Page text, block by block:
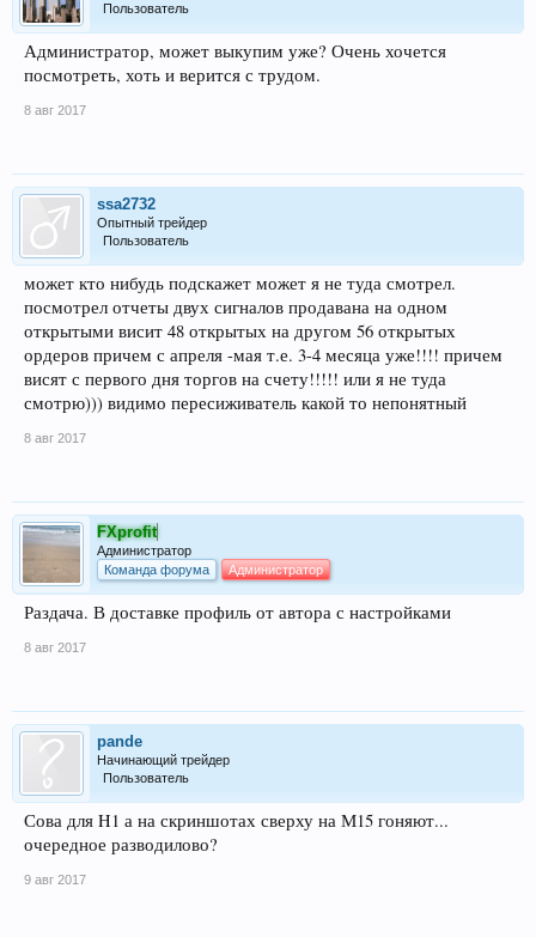
Пользователь
Администратор, может выкупим уже? Очень хочется
посмотреть, хоть и верится с трудом.
8 авг 2017
ssa2732
Опытный трейдер
Пользователь
может кто нибудь подскажет может я не туда смотрел.
посмотрел отчеты двух сигналов продавана на одном
открытыми висит 48 открытых на другом 56 открытых
ордеров причем с апреля -мая т.е. 3-4 месяца уже!!!! причем
висят с первого дня торгов на счету!!!!! или я не туда
смотрю))) видимо пересиживатель какой то непонятный
8 авг 2017
FXprofit
Администратор
Команда форума
Администратор
Раздача. В доставке профиль от автора с настройками
8 авг 2017
pande
Начинающий трейдер
Пользователь
Сова для H1 а на скриншотах сверху на М15 гоняют...
очередное разводилово?
9 авг 2017